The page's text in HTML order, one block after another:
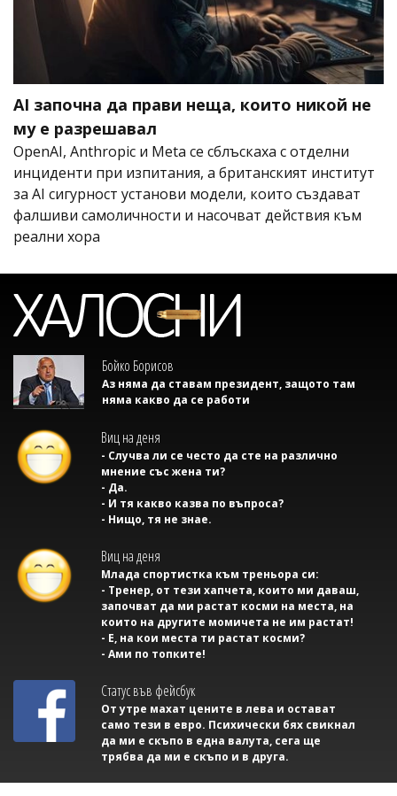
AI започна да прави неща, които никой не
му е разрешавал
OpenAI, Anthropic и Meta се сблъскаха с отделни
инциденти при изпитания, а британският институт
за AI сигурност установи модели, които създават
фалшиви самоличности и насочват действия към
реални хора
Бойко Борисов
Аз няма да ставам президент, защото там
няма какво да се работи
Виц на деня
- Случва ли се често да сте на различно
мнение със жена ти?
- Да.
- И тя какво казва по въпроса?
- Нищо, тя не знае.
Виц на деня
Млада спортистка към треньора си:
- Тренер, от тези хапчета, които ми даваш,
започват да ми растат косми на места, на
които на другите момичета не им растат!
- Е, на кои места ти растат косми?
- Ами по топките!
Статус във фейсбук
От утре махат цените в лева и остават
само тези в евро. Психически бях свикнал
да ми е скъпо в една валута, сега ще
трябва да ми е скъпо и в друга.